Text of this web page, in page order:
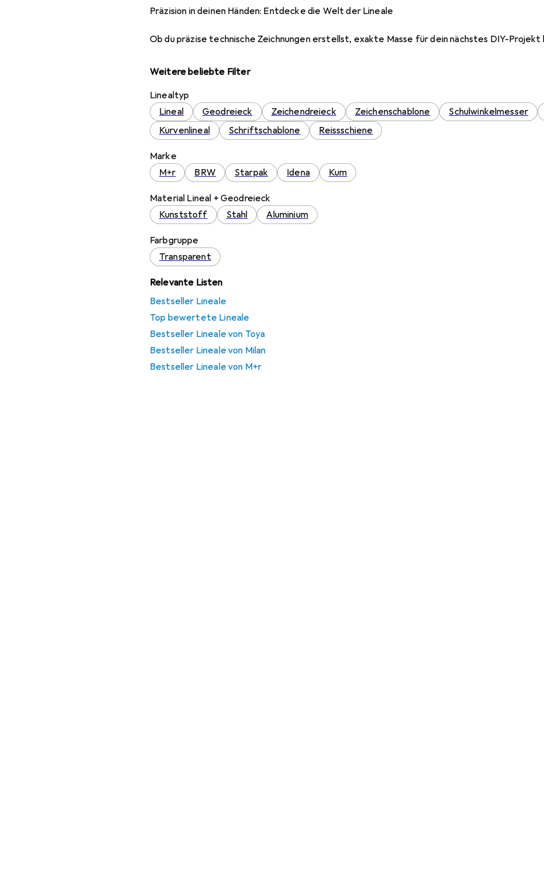
Präzision in deinen Händen: Entdecke die Welt der Lineale
Ob du präzise technische Zeichnungen erstellst, exakte Masse für dein nächstes DIY-
Weitere beliebte Filter
Linealtyp
Lineal
Geodreieck Zeichendreieck Zeichenschablone Schulwinkelmesser
Kurvenlineal
Schriftschablone Reissschiene
Marke
M+r
BRW Starpak Idena Kum
Material Lineal + Geodreieck
Kunststoff
Stahl Aluminium
Farbgruppe
Transparent
Relevante Listen
Bestseller Lineale
Top bewertete Lineale
Bestseller Lineale von Toya
Bestseller Lineale von Milan
Bestseller Lineale von M+r